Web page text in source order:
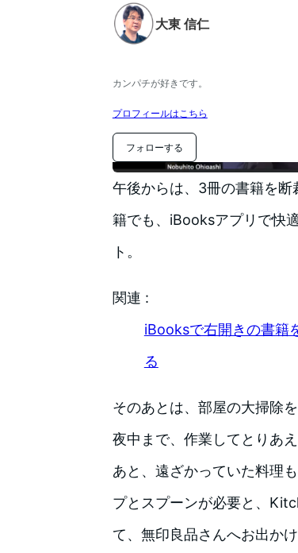
大東 信仁
カンパチが好きです。
プロフィールはこちら
フォローする
午後からは、3冊の書籍を
籍でも、iBooksアプリで快
ト。
関連 :
iBooksで右開きの書籍
る
そのあとは、部屋の大掃除
夜中まで、作業してとりあ
あと、遠ざかっていた料理
プとスプーンが必要と、
て、無印良品さんへお出かけ